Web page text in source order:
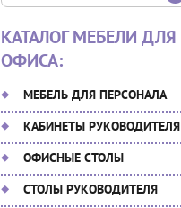
КАТАЛОГ МЕБЕЛИ ДЛЯ
ОФИСА:
МЕБЕЛЬ ДЛЯ ПЕРСОНАЛА
КАБИНЕТЫ РУКОВОДИТЕЛЯ
ОФИСНЫЕ СТОЛЫ
СТОЛЫ РУКОВОДИТЕЛЯ